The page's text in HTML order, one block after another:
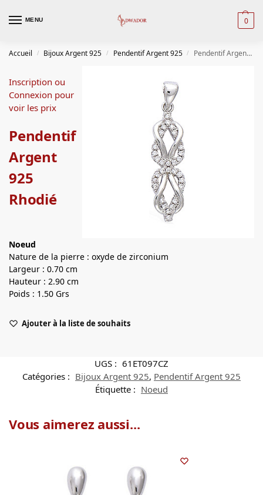
MENU 0
Accueil / Bijoux Argent 925 / Pendentif Argent 925 / Pendentif Argent 925 Rhodié
Inscription ou
Connexion pour
voir les prix
Pendentif
Argent
925
Rhodié
Noeud
Nature de la pierre : oxyde de zirconium
Largeur : 0.70 cm
Hauteur : 2.90 cm
Poids : 1.50 Grs
Ajouter à la liste de souhaits
UGS : 61ET097CZ
Catégories : Bijoux Argent 925, Pendentif Argent 925
Étiquette : Noeud
Vous aimerez aussi...